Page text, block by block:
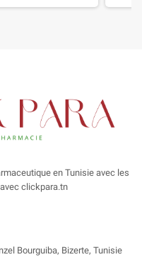
en Tunisie avec les
clickpara.tn
Bourguiba, Bizerte, Tunisie